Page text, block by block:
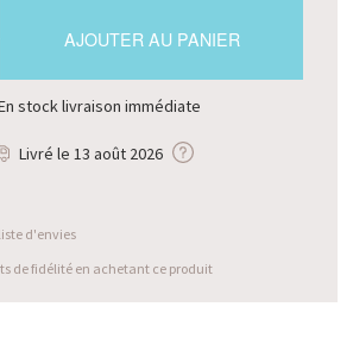
AJOUTER AU PANIER
stock livraison immédiate
Livré le 13 août 2026
d'envies
de fidélité en achetant ce produit